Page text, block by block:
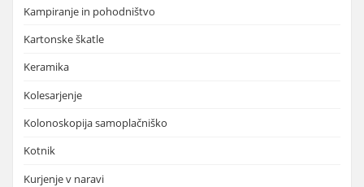
Kampiranje in pohodništvo
Kartonske škatle
Keramika
Kolesarjenje
Kolonoskopija samoplačniško
Kotnik
Kurjenje v naravi